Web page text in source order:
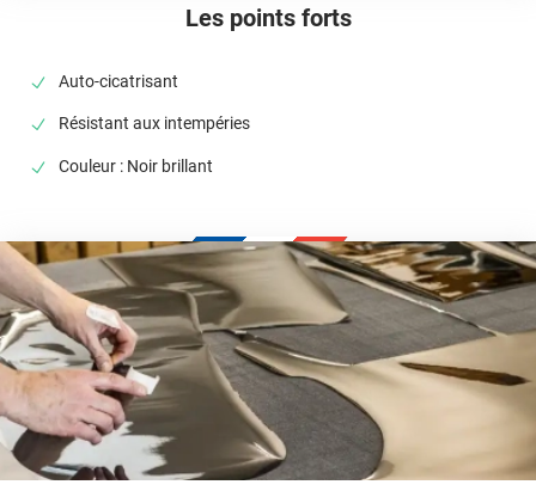
Les points forts
Auto-cicatrisant
Résistant aux intempéries
Couleur : Noir brillant